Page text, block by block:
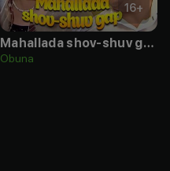
16+
Mahallada shov-shuv gap
Obuna